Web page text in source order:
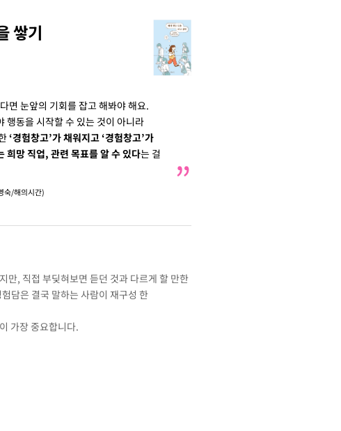
쌓기
면 눈앞의 기회를 잡고 해봐야 해요.
행동을 시작할 수 있는 것이 아니라
‘경험창고’가 채워지고 ‘경험창고’가
희망 직업, 관련 목표를 알 수 있다는 걸
숙/해의시간)
만, 직접 부딪혀보면 듣던 것과 다르게 할 만한
담은 결국 말하는 사람이 재구성 한
가장 중요합니다.